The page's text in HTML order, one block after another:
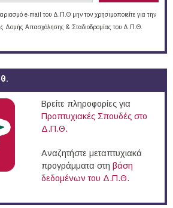
e-mail του Δ.Π.Θ μην τον χρησιμοποιείτε για την
Δομής Απασχόλησης & Σταδιοδρομίας του Δ.Π.Θ.
Βρείτε πληροφορίες για
Προπτυχιακές Σπουδές στο
Δ.Π.Θ.
Αναζητήστε μεταπτυχιακά
προγράμματα στη βάση
δεδομένων του Δ.Π.Θ.